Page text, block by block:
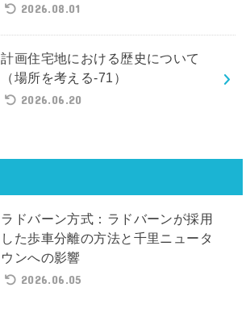
2026.08.01
計画住宅地における歴史について
（場所を考える-71）
2026.06.20
ラドバーン方式：ラドバーンが採用
した歩車分離の方法と千里ニュータ
ウンへの影響
2026.06.05